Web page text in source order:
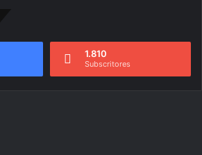
1.810
Subscritores